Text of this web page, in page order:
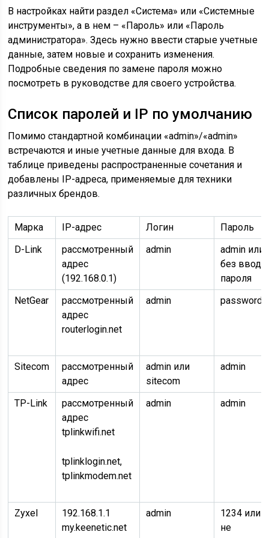
В настройках найти раздел «Система» или «Системные
инструменты», а в нем – «Пароль» или «Пароль
администратора». Здесь нужно ввести старые учетные
данные, затем новые и сохранить изменения.
Подробные сведения по замене пароля можно
посмотреть в руководстве для своего устройства.
Список паролей и IP по умолчанию
Помимо стандартной комбинации «admin»/«admin»
встречаются и иные учетные данные для входа. В
таблице приведены распространенные сочетания и
добавлены IP-адреса, применяемые для техники
различных брендов.
Марка IP-адрес Логин
Пароль
D-Link
рассмотренный
адрес
(192.168.0.1)
admin
admin или
без ввода
пароля
NetGear
рассмотренный
адрес
routerlogin.net
admin password
Sitecom
рассмотренный
адрес
admin или
sitecom
admin
TP-Link
рассмотренный
адрес
tplinkwifi.net
tplinklogin.net,
tplinkmodem.net
admin admin
Zyxel
192.168.1.1
my.keenetic.net
admin
1234 или
не